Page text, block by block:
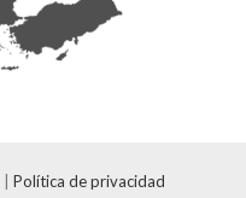
| Política de privacidad